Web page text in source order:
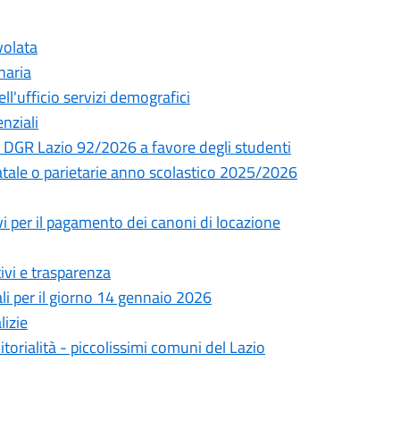
servizi demografici
Lazio 92/2026 a favore degli studenti
o parietarie anno scolastico 2025/2026
il pagamento dei canoni di locazione
e trasparenza
per il giorno 14 gennaio 2026
- piccolissimi comuni del Lazio